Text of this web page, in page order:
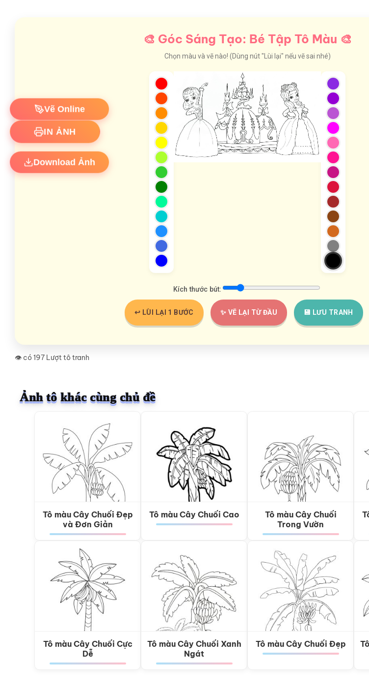
🎨 Góc Sáng Tạo: Bé Tập Tô Màu 🎨
Chọn màu và vẽ nào! (Dùng nút "Lùi lại" nếu vẽ sai nhé)
Kích thước bút:
↩️ LÙI LẠI 1 BƯỚC ✨ VẼ LẠI TỪ ĐẦU 💾 LƯU TRANH
👁️ có 197 Lượt tô tranh
Ảnh tô khác cùng chủ đề
Tô màu Cây Chuối Đẹp
và Đơn Giản
Tô màu Cây Chuối Cao
Tô màu Cây Chuối
Trong Vườn
Tô màu Cây Chuối Cực
Dễ
Tô màu Cây Chuối Xanh
Ngát
Tô màu Cây Chuối Đẹp
Vẽ Online
IN ẢNH
Download Ảnh